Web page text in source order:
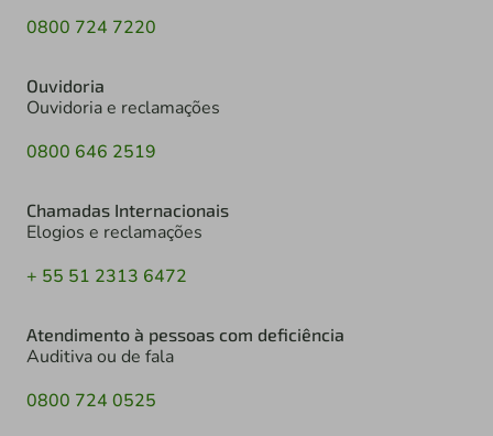
0800 724 7220
Ouvidoria
Ouvidoria e reclamações
0800 646 2519
Chamadas Internacionais
Elogios e reclamações
+ 55 51 2313 6472
Atendimento à pessoas com deficiência
Auditiva ou de fala
0800 724 0525